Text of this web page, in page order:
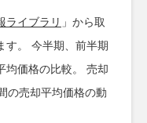
ライブラリ 」から取
す。 今半期、前半期
均価格の比較。 売却
の売却平均価格の動